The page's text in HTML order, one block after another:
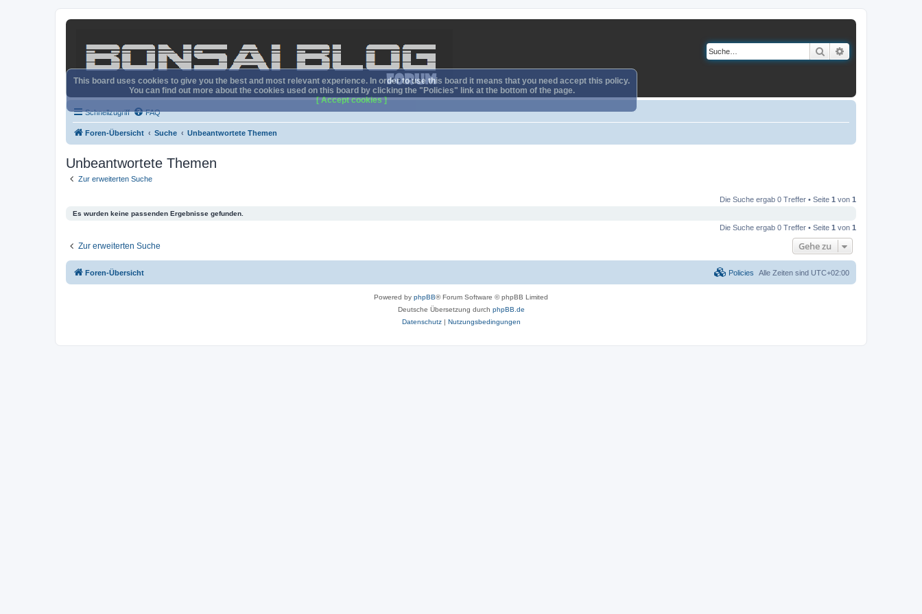
Suche
Schnellzugriff FAQ
Foren-Übersicht Suche Unbeantwortete Themen
Unbeantwortete Themen
Zur erweiterten Suche
Die Suche ergab 0 Treffer • Seite 1 von 1
Es wurden keine passenden Ergebnisse gefunden.
Die Suche ergab 0 Treffer • Seite 1 von 1
Zur erweiterten Suche Gehe zu
This board uses cookies to give you the best and most relevant experience. In order to use this board it means that you need accept this policy.
You can find out more about the cookies used on this board by clicking the "Policies" link at the bottom of the page.
[ Accept cookies ]
Foren-Übersicht Alle Zeiten sind UTC+02:00
Policies
Powered by phpBB® Forum Software © phpBB Limited
Deutsche Übersetzung durch phpBB.de
Datenschutz| Nutzungsbedingungen